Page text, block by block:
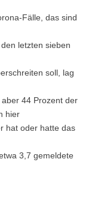
Fälle, das sind
letzten sieben
soll, lag
44 Prozent der
hier
hat oder hatte das
3,7 gemeldete